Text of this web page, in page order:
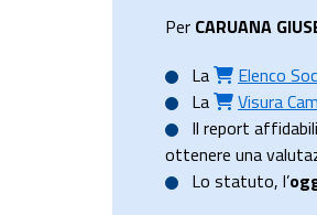
Per CARUANA
La
Elenco
La
Visura
Il report
ottenere una
Lo statuto, l’